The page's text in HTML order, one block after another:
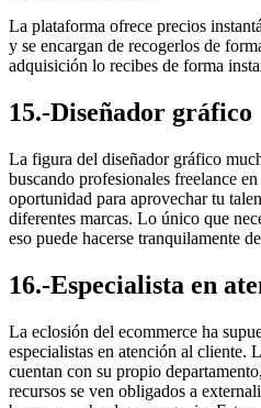
La plataforma ofrece precios
y se encargan de recogerlos de
adquisición lo recibes de forma
15.-Diseñador gráfico
La figura del diseñador gráfico
buscando profesionales freelance
oportunidad para aprovechar tu
diferentes marcas. Lo único que
eso puede hacerse tranquilamente
16.-Especialista en
La eclosión del ecommerce ha
especialistas en atención al cliente.
cuentan con su propio
recursos se ven obligados a